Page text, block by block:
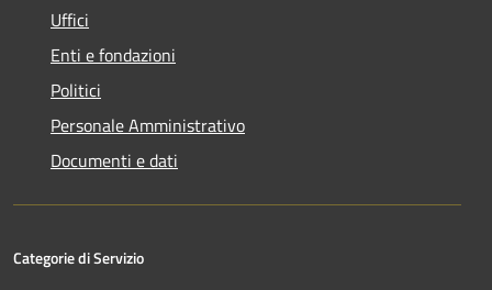
Uffici
Enti e fondazioni
Politici
Personale Amministrativo
Documenti e dati
Categorie di Servizio